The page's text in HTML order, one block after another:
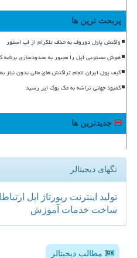
پربحث ترین ها
واکنش پاول دوروف به حذف تلگرام از اپ استور
هوش مصنوعی اپل را مجبور به محدودسازی برنامه
کیف پول ایران انجام تراکنش های مالی بدون نیاز
کمبود جهانی تراشه به مک بوک ایر رسید
جدیدترین ها
تگهای دیجیتالر
تولید اینترنت رپورتاژ اپل
ساخت خدمات آموزش
مطالب دیجیتالر